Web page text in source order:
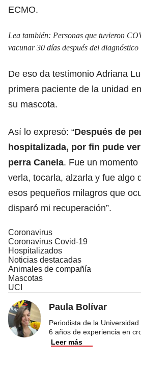
ECMO.
Lea también: Personas que tuvieron
vacunar 30 días después del diagnóstico
De eso da testimonio Adriana
primera paciente de la unidad
su mascota.
Así lo expresó: “Después de
hospitalizada, por fin pude
perra Canela. Fue un
verla, tocarla, alzarla y fue algo
esos pequeños milagros que
disparó mi recuperación”.
Coronavirus
Coronavirus Covid-19
Hospitalizados
Noticias destacadas
Animales de compañía
Mascotas
UCI
Paula Bolívar
Periodista de la
6 años de experiencia en
Leer más